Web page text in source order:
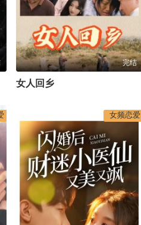
完结
女人回乡
女频恋爱